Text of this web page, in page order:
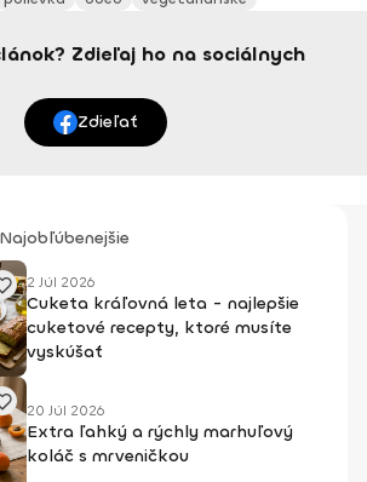
Zdieľaj ho na sociálnych
Zdieľať
Najobľúbenejšie
2 Júl 2026
Cuketa kráľovná leta - najlepšie
cuketové recepty, ktoré musíte
vyskúšať
20 Júl 2026
Extra ľahký a rýchly marhuľový
koláč s mrveničkou